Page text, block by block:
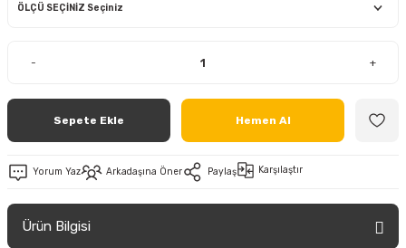
- +
Sepete Ekle Hemen Al
Yorum Yaz Arkadaşına Öner Paylaş Karşılaştır
Ürün Bilgisi